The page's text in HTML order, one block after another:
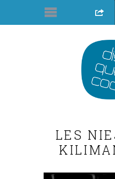
LES